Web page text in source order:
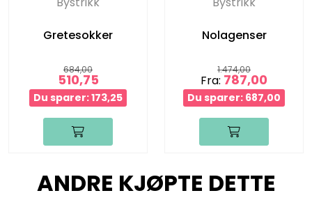
Gretesokker
684,00
510,75
Du sparer: 173,25
Nolagenser
1.474,00
Fra: 787,00
Du sparer: 687,00
ANDRE KJØPTE DETTE